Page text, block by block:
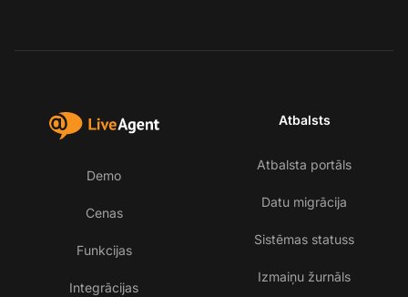
Demo
Cenas
Funkcijas
Integrācijas
Atbalsts
Atbalsta portāls
Datu migrācija
Sistēmas statuss
Izmaiņu žurnāls